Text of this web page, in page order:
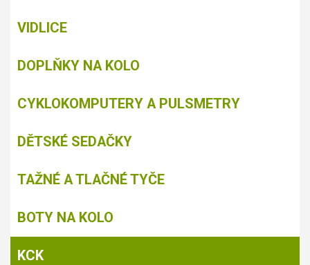
VIDLICE
DOPLŇKY NA KOLO
CYKLOKOMPUTERY A PULSMETRY
DĚTSKÉ SEDAČKY
TAŽNÉ A TLAČNÉ TYČE
BOTY NA KOLO
KCK